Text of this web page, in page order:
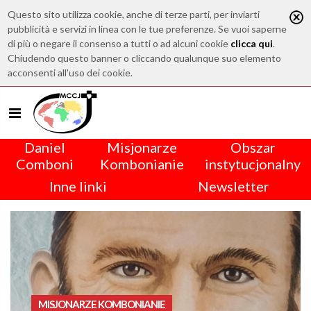
Questo sito utilizza cookie, anche di terze parti, per inviarti
pubblicità e servizi in linea con le tue preferenze. Se vuoi saperne
di più o negare il consenso a tutti o ad alcuni cookie clicca qui.
Chiudendo questo banner o cliccando qualunque suo elemento
acconsenti all'uso dei cookie.
Daniel
Comboni
Misjonarze
Kombonianie
Obszar
instytucjonalny
Inne linki
Newsletter